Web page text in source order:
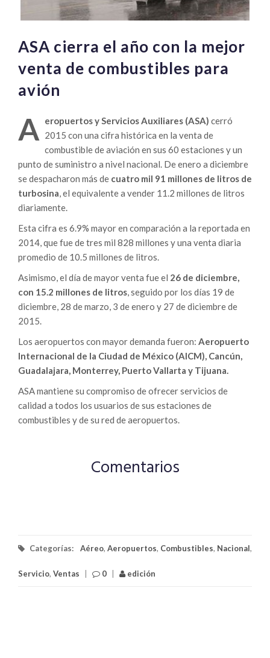
ASA cierra el año con la mejor
venta de combustibles para
avión
A eropuertos y Servicios Auxiliares (ASA) cerró
2015 con una cifra histórica en la venta de
combustible de aviación en sus 60 estaciones y un
punto de suministro a nivel nacional. De enero a diciembre
se despacharon más de cuatro mil 91 millones de litros de
turbosina, el equivalente a vender 11.2 millones de litros
diariamente.
Esta cifra es 6.9% mayor en comparación a la reportada en
2014, que fue de tres mil 828 millones y una venta diaria
promedio de 10.5 millones de litros.
Asimismo, el día de mayor venta fue el 26 de diciembre,
con 15.2 millones de litros, seguido por los días 19 de
diciembre, 28 de marzo, 3 de enero y 27 de diciembre de
2015.
Los aeropuertos con mayor demanda fueron: Aeropuerto
Internacional de la Ciudad de México (AICM), Cancún,
Guadalajara, Monterrey, Puerto Vallarta y Tijuana.
ASA mantiene su compromiso de ofrecer servicios de
calidad a todos los usuarios de sus estaciones de
combustibles y de su red de aeropuertos.
Comentarios
Categorías: Aéreo, Aeropuertos, Combustibles, Nacional,
Servicio, Ventas 0 edición